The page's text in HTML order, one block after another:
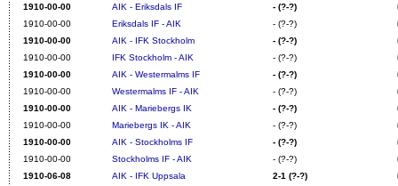
1910-00-00
AIK - Eriksdals IF
- (?-?)
1910-00-00
Eriksdals IF - AIK
- (?-?)
1910-00-00
AIK - IFK Stockholm
- (?-?)
1910-00-00
IFK Stockholm - AIK
- (?-?)
1910-00-00
AIK - Westermalms IF
- (?-?)
1910-00-00
Westermalms IF - AIK
- (?-?)
1910-00-00
AIK - Mariebergs IK
- (?-?)
1910-00-00
Mariebergs IK - AIK
- (?-?)
1910-00-00
AIK - Stockholms IF
- (?-?)
1910-00-00
Stockholms IF - AIK
- (?-?)
1910-06-08
AIK - IFK Uppsala
2-1 (?-?)